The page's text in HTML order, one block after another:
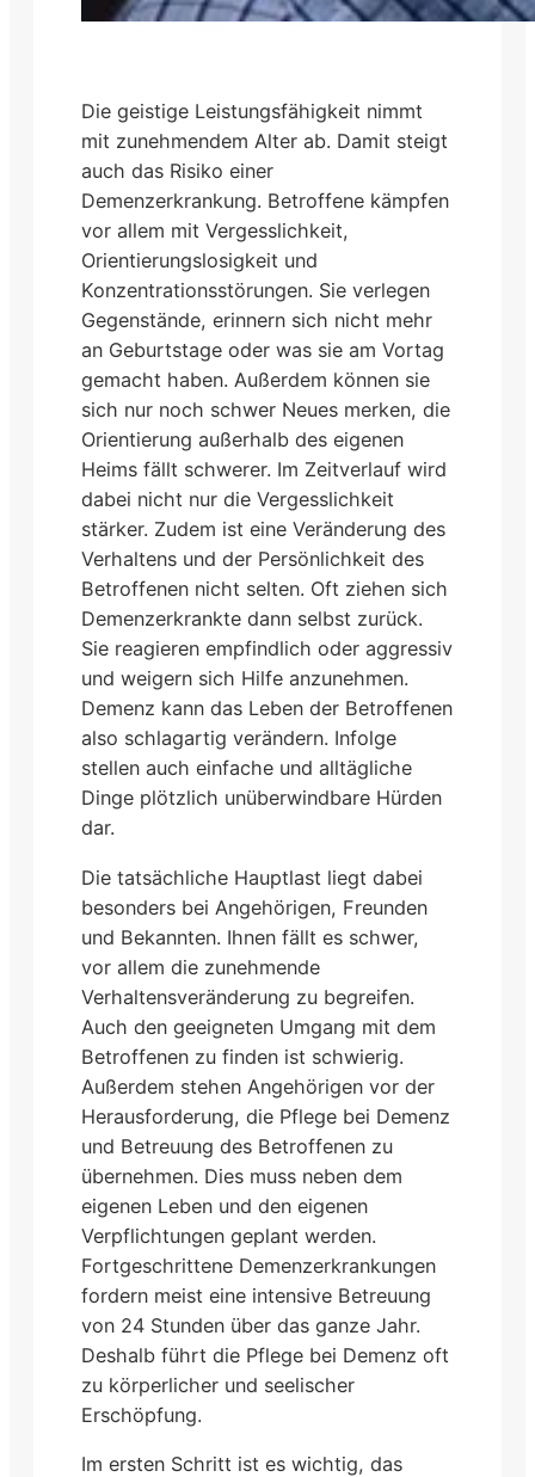
Die geistige Leistungsfähigkeit nimmt
mit zunehmendem Alter ab. Damit steigt
auch das Risiko einer
Demenzerkrankung. Betroffene kämpfen
vor allem mit Vergesslichkeit,
Orientierungslosigkeit und
Konzentrationsstörungen. Sie verlegen
Gegenstände, erinnern sich nicht mehr
an Geburtstage oder was sie am Vortag
gemacht haben. Außerdem können sie
sich nur noch schwer Neues merken, die
Orientierung außerhalb des eigenen
Heims fällt schwerer. Im Zeitverlauf wird
dabei nicht nur die Vergesslichkeit
stärker. Zudem ist eine Veränderung des
Verhaltens und der Persönlichkeit des
Betroffenen nicht selten. Oft ziehen sich
Demenzerkrankte dann selbst zurück.
Sie reagieren empfindlich oder aggressiv
und weigern sich Hilfe anzunehmen.
Demenz kann das Leben der Betroffenen
also schlagartig verändern. Infolge
stellen auch einfache und alltägliche
Dinge plötzlich unüberwindbare Hürden
dar.
Die tatsächliche Hauptlast liegt dabei
besonders bei Angehörigen, Freunden
und Bekannten. Ihnen fällt es schwer,
vor allem die zunehmende
Verhaltensveränderung zu begreifen.
Auch den geeigneten Umgang mit dem
Betroffenen zu finden ist schwierig.
Außerdem stehen Angehörigen vor der
Herausforderung, die Pflege bei Demenz
und Betreuung des Betroffenen zu
übernehmen. Dies muss neben dem
eigenen Leben und den eigenen
Verpflichtungen geplant werden.
Fortgeschrittene Demenzerkrankungen
fordern meist eine intensive Betreuung
von 24 Stunden über das ganze Jahr.
Deshalb führt die Pflege bei Demenz oft
zu körperlicher und seelischer
Erschöpfung.
Im ersten Schritt ist es wichtig, das